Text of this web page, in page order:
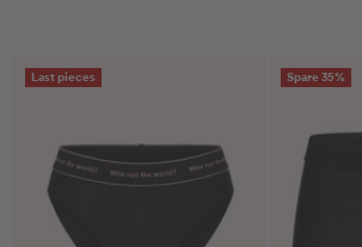
Last pieces Spare 35%